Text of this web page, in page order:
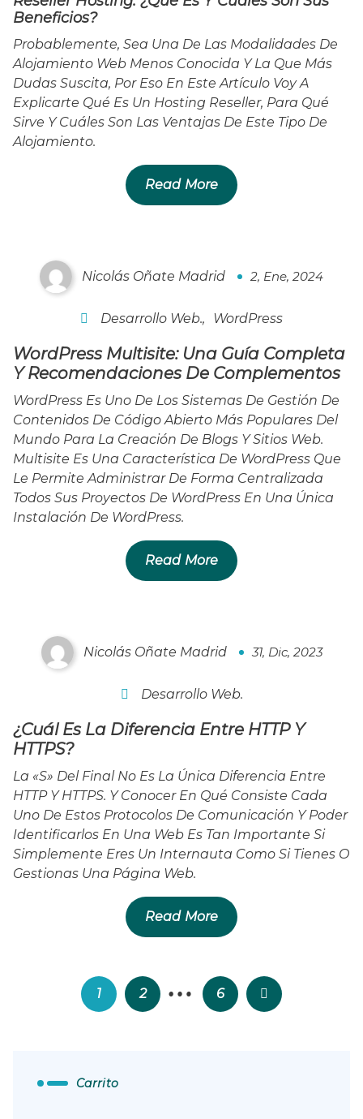
Beneficios?
Probablemente, Sea Una De Las Modalidades De
Alojamiento Web Menos Conocida Y La Que Más
Dudas Suscita, Por Eso En Este Artículo Voy A
Explicarte Qué Es Un Hosting Reseller, Para Qué
Sirve Y Cuáles Son Las Ventajas De Este Tipo De
Alojamiento.
Read More
WordPress Multisite: Una Guía Completa 2024
2
Nicolás Oñate Madrid 2, Ene, 2024
Desarrollo Web., WordPress
WordPress Multisite: Una Guía Completa
Y Recomendaciones De Complementos
WordPress Es Uno De Los Sistemas De Gestión De
Contenidos De Código Abierto Más Populares Del
Mundo Para La Creación De Blogs Y Sitios Web.
Multisite Es Una Característica De WordPress Que
Le Permite Administrar De Forma Centralizada
Todos Sus Proyectos De WordPress En Una Única
Instalación De WordPress.
Read More
¿Cuál Es La Diferencia Entre HTTP Y HTTPS?
0
Nicolás Oñate Madrid 31, Dic, 2023
Desarrollo Web.
¿Cuál Es La Diferencia Entre HTTP Y
HTTPS?
La «s» Del Final No Es La Única Diferencia Entre
HTTP Y HTTPS. Y Conocer En Qué Consiste Cada
Uno De Estos Protocolos De Comunicación Y Poder
Identificarlos En Una Web Es Tan Importante Si
Simplemente Eres Un Internauta Como Si Tienes O
Gestionas Una Página Web.
Read More
Paginación
De
1 2 … 6
Carrito